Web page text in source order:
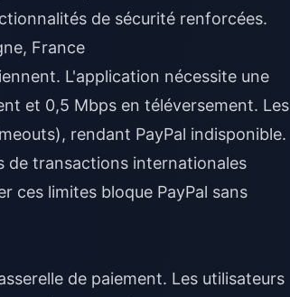
de sécurité renforcées.
France
L'application nécessite une
et 0,5 Mbps en téléversement. Les
rendant PayPal indisponible.
de transactions internationales
ces limites bloque PayPal sans
de paiement. Les utilisateurs